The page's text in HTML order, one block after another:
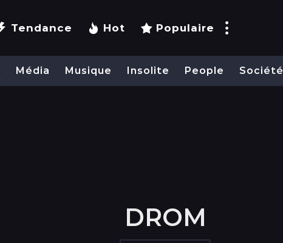
Tendance Hot Populaire
Média Musique Insolite People Société
DROM